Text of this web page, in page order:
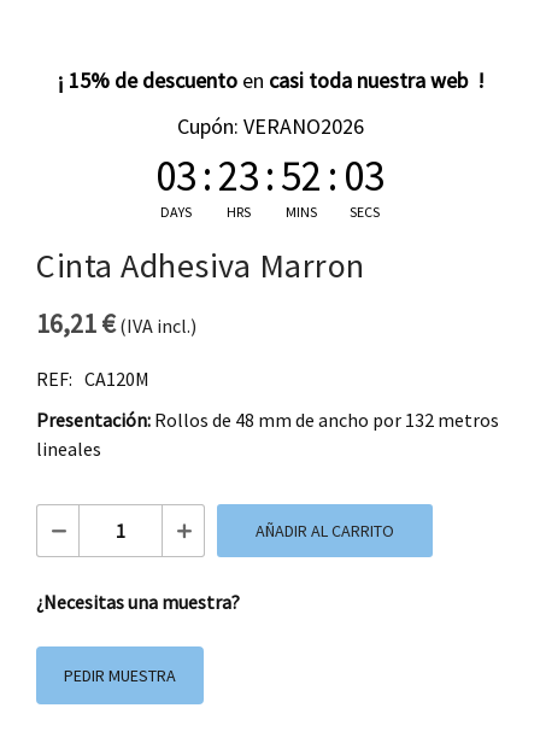
¡ 15% de descuento en casi toda nuestra web !
Cupón: VERANO2026
03
DAYS
:23
HRS
:52
MINS
: 02
SECS
Cinta Adhesiva Marron
16,21€(IVA incl.)
REF: CA120M
Presentación: Rollos de 48 mm de ancho por 132 metros
lineales
Cinta Adhesiva Marron cantidad
AÑADIR AL CARRITO
¿Necesitas una muestra?
PEDIR MUESTRA